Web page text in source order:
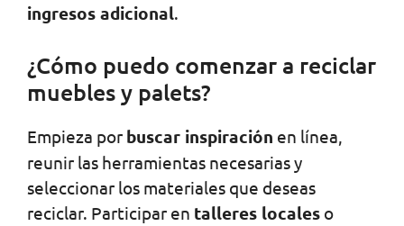
ingresos adicional.
¿Cómo puedo comenzar a reciclar
muebles y palets?
Empieza por buscar inspiración en línea,
reunir las herramientas necesarias y
seleccionar los materiales que deseas
reciclar. Participar en talleres locales o